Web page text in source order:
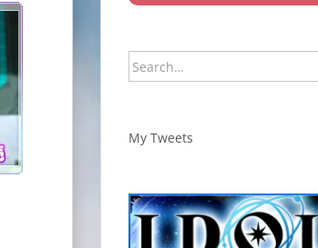
Search
for:
My Tweets